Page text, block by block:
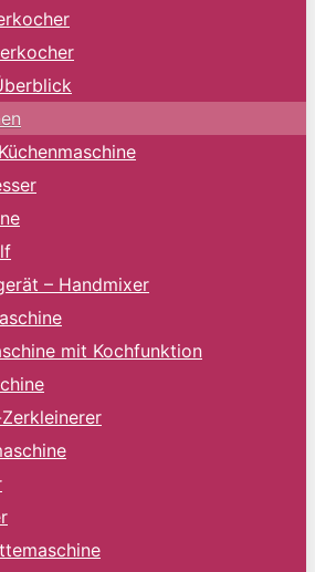
– Handmixer
mit Kochfunktion